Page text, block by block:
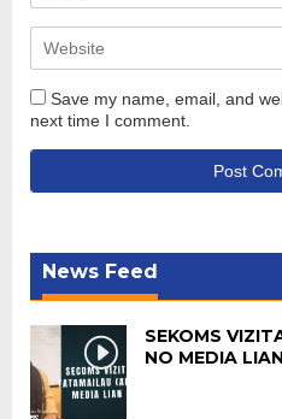
Save my name, email, and
next time I comment.
News Feed
SEKOMS
NO MEDIA